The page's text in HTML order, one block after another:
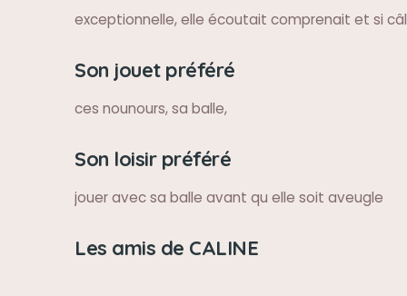
exceptionnelle, elle écoutait comprenait et si
Son jouet préféré
ces nounours, sa balle,
Son loisir préféré
jouer avec sa balle avant qu elle soit aveugle
Les amis de CALINE